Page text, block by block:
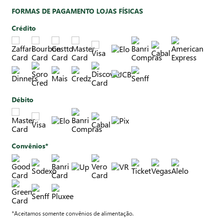
FORMAS DE PAGAMENTO LOJAS FÍSICAS
Crédito
Débito
Convênios*
*Aceitamos somente convênios de alimentação.